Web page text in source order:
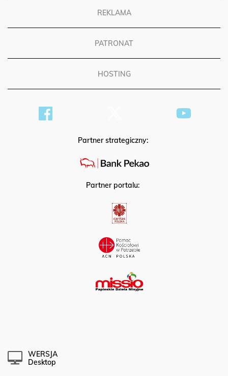
REKLAMA
PATRONAT
HOSTING
Partner strategiczny:
Partner portalu:
WERSJA
Desktop